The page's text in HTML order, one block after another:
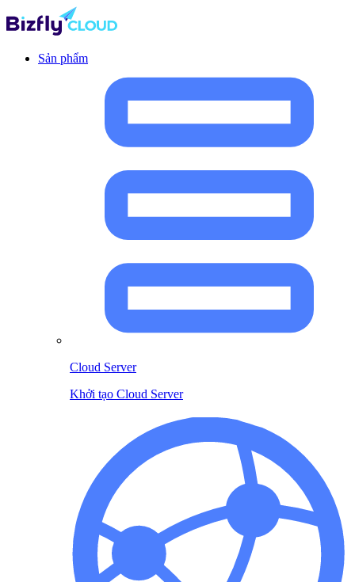
Sản phẩm
Cloud Server
Khởi tạo Cloud Server